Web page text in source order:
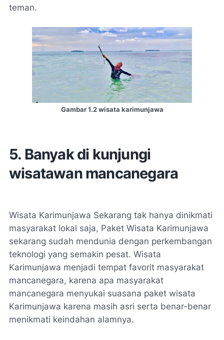
teman.
Gambar 1.2 wisata karimunjawa
5. Banyak di kunjungi
wisatawan mancanegara
Wisata Karimunjawa Sekarang tak hanya dinikmati
masyarakat lokal saja, Paket Wisata Karimunjawa
sekarang sudah mendunia dengan perkembangan
teknologi yang semakin pesat. Wisata
Karimunjawa menjadi tempat favorit masyarakat
mancanegara, karena apa masyarakat
mancanegara menyukai suasana paket wisata
Karimunjawa karena masih asri serta benar-benar
menikmati keindahan alamnya.